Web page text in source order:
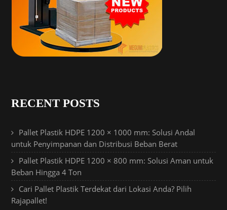
RECENT POSTS
Pallet Plastik HDPE 1200 × 1000 mm: Solusi Andal
untuk Penyimpanan dan Distribusi Beban Berat
Pallet Plastik HDPE 1200 × 800 mm: Solusi Aman untuk
Beban Hingga 4 Ton
Cari Pallet Plastik Terdekat dari Lokasi Anda? Pilih
Rajapallet!